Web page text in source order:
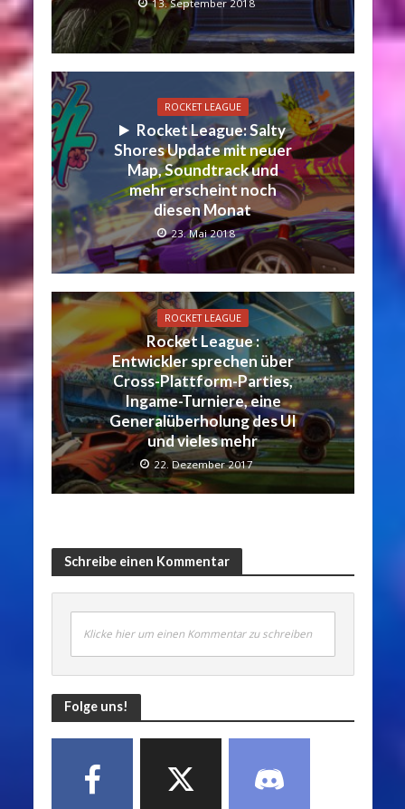
13. September 2018
ROCKET LEAGUE
Rocket League: Salty
Shores Update mit neuer
Map, Soundtrack und
mehr erscheint noch
diesen Monat
23. Mai 2018
ROCKET LEAGUE
Rocket League :
Entwickler sprechen über
Cross-Plattform-Parties,
Ingame-Turniere, eine
Generalüberholung des UI
und vieles mehr
22. Dezember 2017
Schreibe einen Kommentar
Klicke hier um einen Kommentar zu schreiben
Folge uns!